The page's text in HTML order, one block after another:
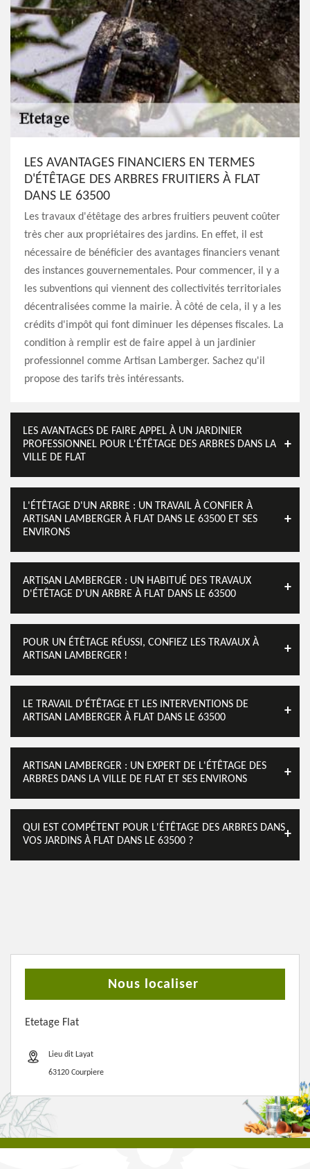
LES AVANTAGES FINANCIERS EN TERMES
D'ÉTÊTAGE DES ARBRES FRUITIERS À FLAT
DANS LE 63500
Les travaux d'étêtage des arbres fruitiers peuvent coûter
très cher aux propriétaires des jardins. En effet, il est
nécessaire de bénéficier des avantages financiers venant
des instances gouvernementales. Pour commencer, il y a
les subventions qui viennent des collectivités territoriales
décentralisées comme la mairie. À côté de cela, il y a les
crédits d'impôt qui font diminuer les dépenses fiscales. La
condition à remplir est de faire appel à un jardinier
professionnel comme Artisan Lamberger. Sachez qu'il
propose des tarifs très intéressants.
LES AVANTAGES DE FAIRE APPEL À UN JARDINIER
PROFESSIONNEL POUR L'ÉTÊTAGE DES ARBRES DANS LA
VILLE DE FLAT
L'ÉTÊTAGE D'UN ARBRE : UN TRAVAIL À CONFIER À
ARTISAN LAMBERGER À FLAT DANS LE 63500 ET SES
ENVIRONS
ARTISAN LAMBERGER : UN HABITUÉ DES TRAVAUX
D'ÉTÊTAGE D'UN ARBRE À FLAT DANS LE 63500
POUR UN ÉTÊTAGE RÉUSSI, CONFIEZ LES TRAVAUX À
ARTISAN LAMBERGER !
LE TRAVAIL D'ÉTÊTAGE ET LES INTERVENTIONS DE
ARTISAN LAMBERGER À FLAT DANS LE 63500
ARTISAN LAMBERGER : UN EXPERT DE L'ÉTÊTAGE DES
ARBRES DANS LA VILLE DE FLAT ET SES ENVIRONS
QUI EST COMPÉTENT POUR L'ÉTÊTAGE DES ARBRES DANS
VOS JARDINS À FLAT DANS LE 63500 ?
Nous localiser
Etetage Flat
Lieu dit Layat
63120 Courpiere